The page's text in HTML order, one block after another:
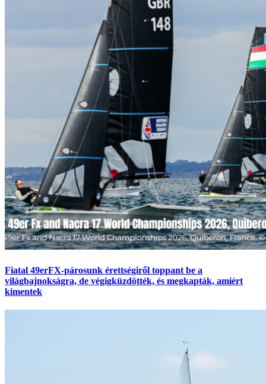
Fiatal 49erFX-párosunk érettségiről toppant be a
világbajnokságra, de végigküzdötték, és megkapták, amiért
kimentek